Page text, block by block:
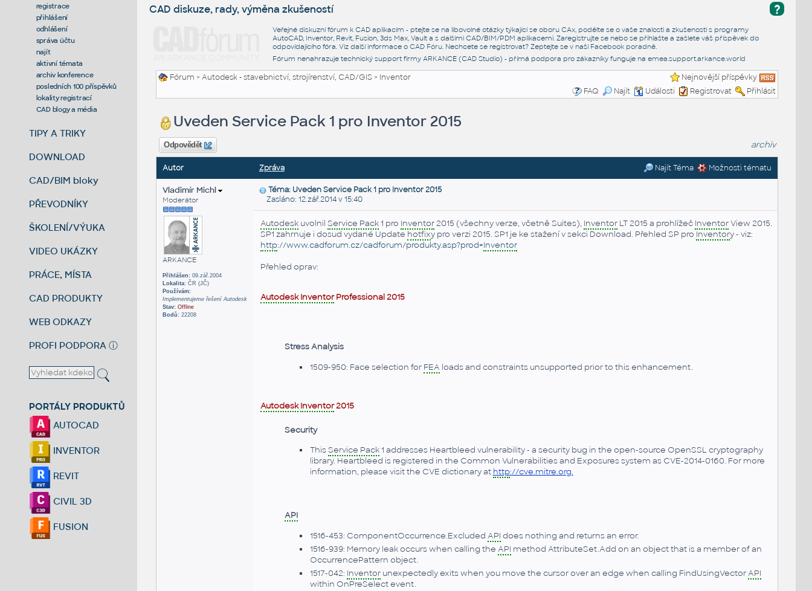
registrace
přihlášení
odhlášení
správa účtu
najít
aktivní témata
archiv konference
posledních 100 příspěvků
lokality registrací
CAD blogy a média
TIPY A TRIKY
DOWNLOAD
CAD/BIM bloky
PŘEVODNÍKY
ŠKOLENÍ/VÝUKA
VIDEO UKÁZKY
PRÁCE, MÍSTA
CAD PRODUKTY
WEB ODKAZY
PROFI PODPORA ⓘ
PORTÁLY PRODUKTŮ
AUTOCAD
INVENTOR
REVIT
CIVIL 3D
FUSION
?
CAD diskuze, rady, výměna zkušeností
Veřejné diskuzní fórum k CAD aplikacím - ptejte se na libovolné otázky týkající se oboru CAx, podělte se o vaše znalosti a zkušenosti s programy
AutoCAD, Inventor, Revit, Fusion, 3ds Max, Vault a s dalšími CAD/BIM/PDM aplikacemi. Zaregistrujte se nebo se přihlašte a zašlete váš příspěvek do
odpovídajícího fóra. Viz další informace o CAD Fóru. Nechcete se registrovat? Zeptejte se v naší Facebook poradně.
Fórum nenahrazuje technický support firmy ARKANCE (CAD Studio) - přímá podpora pro zákazníky funguje na emea.support.arkance.world
Fórum >Autodesk - stavebnictví, strojírenství, CAD/GIS> Inventor
Nejnovější příspěvky
FAQ
Najít Události Registrovat Přihlásit
Uveden Service Pack 1 pro Inventor 2015
Odpovědět archiv
Autor Zpráva Najít Téma Možnosti tématu
Vladimír Michl
Moderátor
ARKANCE
Přihlášen:09.zář.2004
Lokalita:ČR (JČ)
Používám:
Implementujeme řešení Autodesk
Stav: Offline
Bodů:22208
Téma: Uveden Service Pack 1 pro Inventor 2015
Zasláno: 12.zář.2014 v 15:40
Autodeskuvolnil Service Pack1 pro Inventor2015 (všechny verze, včetně Suites), InventorLT 2015 a prohlížeč InventorView 2015.
SP1 zahrnuje i dosud vydané Update hotfixy pro verzi 2015. SP1 je ke stažení v sekci Download. Přehled SP pro Inventory - viz:
http://www.cadforum.cz/cadforum/produkty.asp?prod=Inventor
Přehled oprav:
Autodesk InventorProfessional 2015
Stress Analysis
1509-950: Face selection for FEA loads and constraints unsupported prior to this enhancement.
Autodesk Inventor2015
Security
ThisService Pack1 addresses Heartbleed vulnerability - a security bug in the open-source OpenSSL cryptography
library. Heartbleed is registered in the Common Vulnerabilities and Exposures system as CVE-2014-0160. For more
information, please visit the CVE dictionary at http://cve.mitre.org.
API
1516-453: ComponentOccurrence.Excluded API does nothing and returns an error.
1516-939: Memory leak occurs when calling the API method AttributeSet.Add on an object that is a member of an
OccurrencePattern object.
1517-042: Inventorunexpectedly exits when you move the cursor over an edge when calling FindUsingVectorAPI
within OnPreSelect event.